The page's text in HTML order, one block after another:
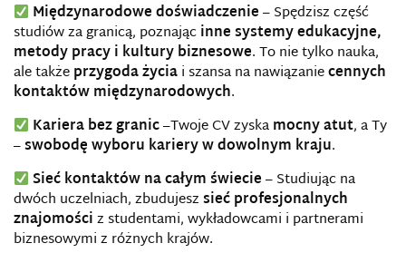
Międzynarodowe doświadczenie– Spędzisz część
studiów za granicą, poznającinne systemy edukacyjne,
metody pracy i kultury biznesowe. To nie tylko nauka,
ale takżeprzygoda życiai szansa na nawiązaniecennych
kontaktów międzynarodowych.
Kariera bez granic–Twoje CV zyskamocny atut, a Ty
–swobodę wyboru kariery w dowolnym kraju.
Sieć kontaktów na całym świecie– Studiując na
dwóch uczelniach, zbudujeszsieć profesjonalnych
znajomościz studentami, wykładowcami i partnerami
biznesowymi z różnych krajów.